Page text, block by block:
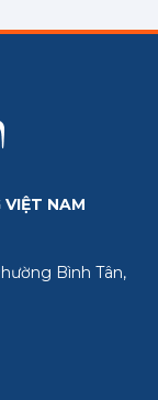
NAM
Bình Tân,